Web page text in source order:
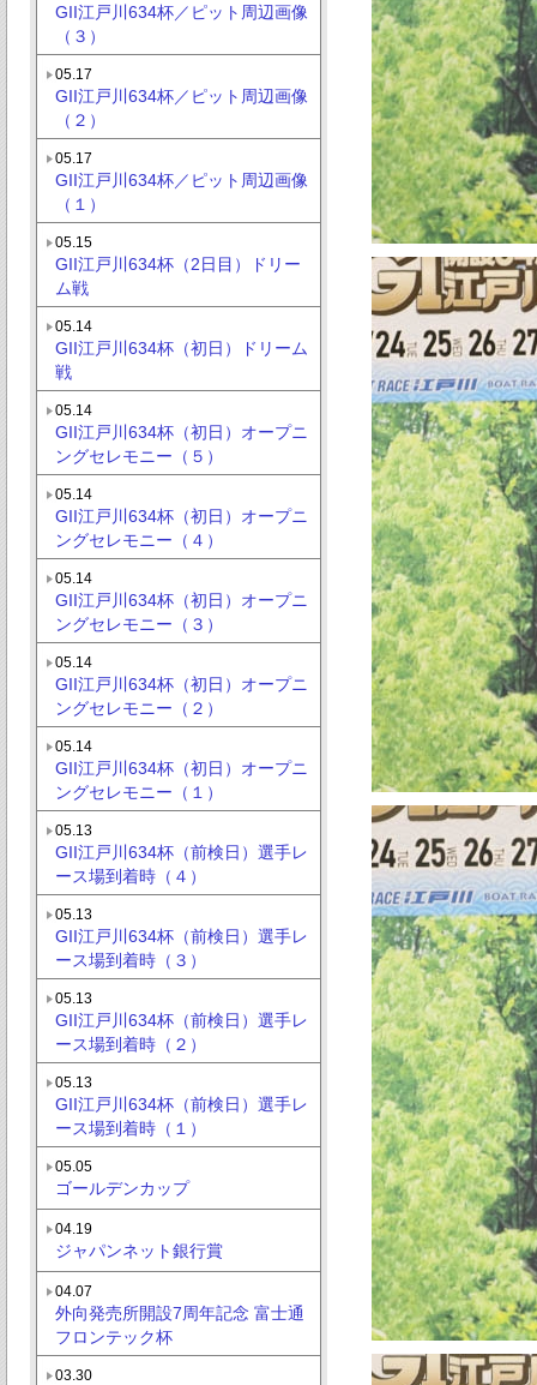
GII江戸川634杯／ピット周辺画像
（３）
05.17
GII江戸川634杯／ピット周辺画像
（２）
05.17
GII江戸川634杯／ピット周辺画像
（１）
05.15
GII江戸川634杯（2日目）ドリー
ム戦
05.14
GII江戸川634杯（初日）ドリーム
戦
05.14
GII江戸川634杯（初日）オープニ
ングセレモニー（５）
05.14
GII江戸川634杯（初日）オープニ
ングセレモニー（４）
05.14
GII江戸川634杯（初日）オープニ
ングセレモニー（３）
05.14
GII江戸川634杯（初日）オープニ
ングセレモニー（２）
05.14
GII江戸川634杯（初日）オープニ
ングセレモニー（１）
05.13
GII江戸川634杯（前検日）選手レ
ース場到着時（４）
05.13
GII江戸川634杯（前検日）選手レ
ース場到着時（３）
05.13
GII江戸川634杯（前検日）選手レ
ース場到着時（２）
05.13
GII江戸川634杯（前検日）選手レ
ース場到着時（１）
05.05
ゴールデンカップ
04.19
ジャパンネット銀行賞
04.07
外向発売所開設7周年記念 富士通
フロンテック杯
03.30